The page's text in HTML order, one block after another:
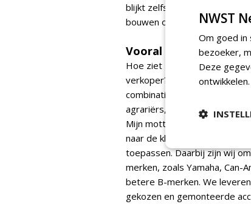
blijkt zelfs mogelijk te zijn
bouwen op een quad.
Vooral luisteren
Hoe ziet Mulder - die het
verkoper? 'Eerder was ik
combinatie van de vele
agrariërs, provincies,
Mijn motto is: de juiste
naar de klanten om erachter
toepassen. Daarbij zijn wij
merken, zoals Yamaha, Can-
betere B-merken. We
gekozen en gemonteerde
NWST
Om goed in
bezoeker,
Deze
ontwikkelen.